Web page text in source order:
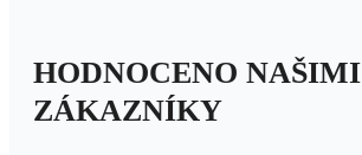
HODNOCENO NAŠIMI
ZÁKAZNÍKY